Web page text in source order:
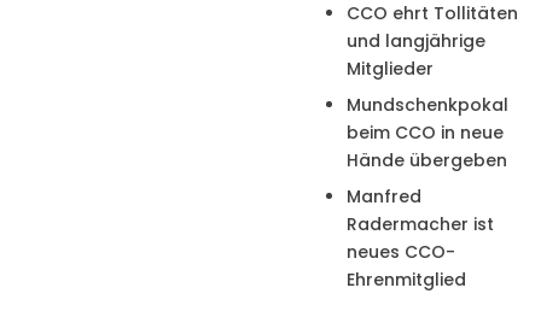
CCO ehrt Tollitäten
und langjährige
Mitglieder
Mundschenkpokal
beim CCO in neue
Hände übergeben
Manfred
Radermacher ist
neues CCO-
Ehrenmitglied